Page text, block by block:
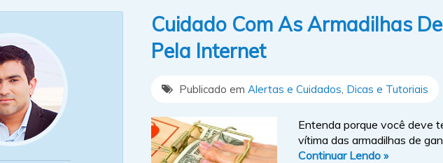
Cuidado Com As Armadilhas
Pela Internet
Publicado em Alertas e Cuidados Dicas e Tutoriais
Entenda porque você deve
vítima das armadilhas de
Continuar Lendo »